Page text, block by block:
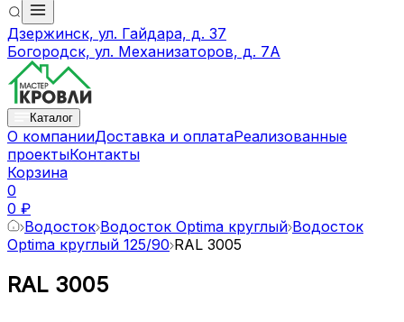
Дзержинск, ул. Гайдара, д. 37
Богородск, ул. Механизаторов, д. 7А
Каталог
О компанииДоставка и оплатаРеализованные
проектыКонтакты
Корзина
0
0 ₽
Водосток Водосток Optima круглый Водосток
Optima круглый 125/90 RAL 3005
RAL 3005